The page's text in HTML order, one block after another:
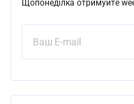
Щопонеділка отримуйте